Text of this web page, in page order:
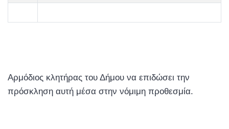
Αρμόδιος κλητήρας του Δήμου να επιδώσει την
πρόσκληση αυτή μέσα στην νόμιμη προθεσμία.